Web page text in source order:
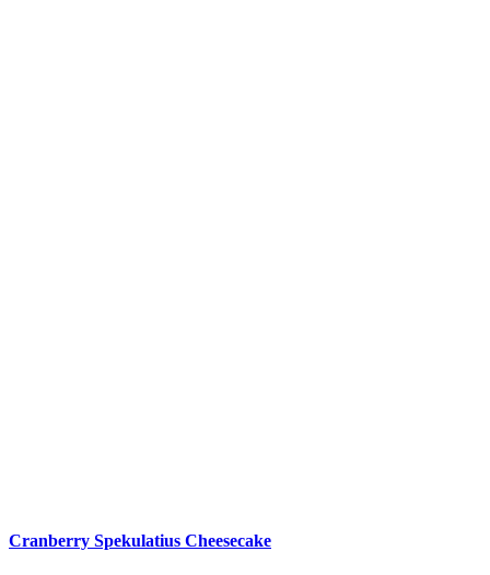
Cranberry Spekulatius Cheesecake